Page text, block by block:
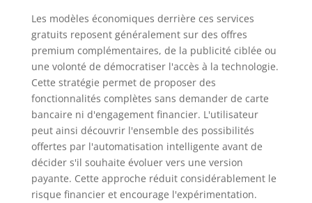
Les modèles économiques derrière ces services
gratuits reposent généralement sur des offres
premium complémentaires, de la publicité ciblée ou
une volonté de démocratiser l'accès à la technologie.
Cette stratégie permet de proposer des
fonctionnalités complètes sans demander de carte
bancaire ni d'engagement financier. L'utilisateur
peut ainsi découvrir l'ensemble des possibilités
offertes par l'automatisation intelligente avant de
décider s'il souhaite évoluer vers une version
payante. Cette approche réduit considérablement le
risque financier et encourage l'expérimentation.